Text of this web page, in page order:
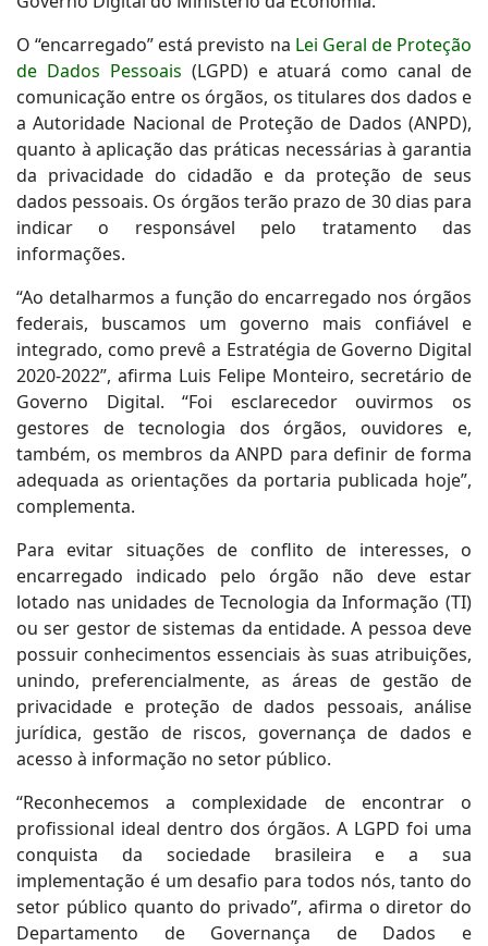
O “encarregado” está previsto na Lei Geral de Proteção
de Dados Pessoais (LGPD) e atuará como canal de
comunicação entre os órgãos, os titulares dos dados e
a Autoridade Nacional de Proteção de Dados (ANPD),
quanto à aplicação das práticas necessárias à garantia
da privacidade do cidadão e da proteção de seus
dados pessoais. Os órgãos terão prazo de 30 dias para
indicar o responsável pelo tratamento das
informações.
“Ao detalharmos a função do encarregado nos órgãos
federais, buscamos um governo mais confiável e
integrado, como prevê a Estratégia de Governo Digital
2020-2022”, afirma Luis Felipe Monteiro, secretário de
Governo Digital. “Foi esclarecedor ouvirmos os
gestores de tecnologia dos órgãos, ouvidores e,
também, os membros da ANPD para definir de forma
adequada as orientações da portaria publicada hoje”,
complementa.
Para evitar situações de conflito de interesses, o
encarregado indicado pelo órgão não deve estar
lotado nas unidades de Tecnologia da Informação (TI)
ou ser gestor de sistemas da entidade. A pessoa deve
possuir conhecimentos essenciais às suas atribuições,
unindo, preferencialmente, as áreas de gestão de
privacidade e proteção de dados pessoais, análise
jurídica, gestão de riscos, governança de dados e
acesso à informação no setor público.
“Reconhecemos a complexidade de encontrar o
profissional ideal dentro dos órgãos. A LGPD foi uma
conquista da sociedade brasileira e a sua
implementação é um desafio para todos nós, tanto do
setor público quanto do privado”, afirma o diretor do
Departamento de Governança de Dados e